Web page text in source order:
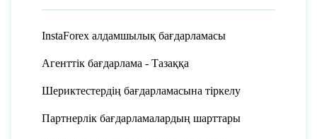
InstaForex алдамшылық бағдарламасы
Агенттік бағдарлама - Тазаққа
Шериктестердің бағдарламасына тіркелу
Партнерлік бағдарламалардың шарттары